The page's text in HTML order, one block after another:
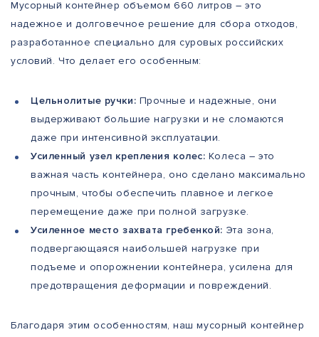
Мусорный контейнер объемом 660 литров – это
надежное и долговечное решение для сбора отходов,
разработанное специально для суровых российских
условий. Что делает его особенным:
Цельнолитые ручки: Прочные и надежные, они
выдерживают большие нагрузки и не сломаются
даже при интенсивной эксплуатации.
Усиленный узел крепления колес: Колеса – это
важная часть контейнера, оно сделано максимально
прочным, чтобы обеспечить плавное и легкое
перемещение даже при полной загрузке.
Усиленное место захвата гребенкой: Эта зона,
подвергающаяся наибольшей нагрузке при
подъеме и опорожнении контейнера, усилена для
предотвращения деформации и повреждений.
Благодаря этим особенностям, наш мусорный контейнер